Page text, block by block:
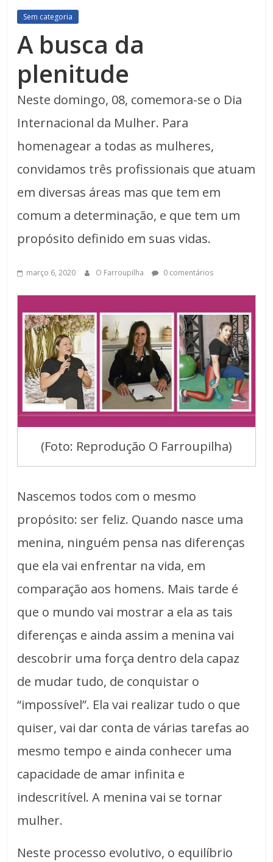
Sem categoria
A busca da
plenitude
Neste domingo, 08, comemora-se o Dia
Internacional da Mulher. Para
homenagear a todas as mulheres,
convidamos três profissionais que atuam
em diversas áreas mas que tem em
comum a determinação, e que tem um
propósito definido em suas vidas.
março 6, 2020 O Farroupilha 0 comentários
(Foto: Reprodução O Farroupilha)
Nascemos todos com o mesmo
propósito: ser feliz. Quando nasce uma
menina, ninguém pensa nas diferenças
que ela vai enfrentar na vida, em
comparação aos homens. Mais tarde é
que o mundo vai mostrar a ela as tais
diferenças e ainda assim a menina vai
descobrir uma força dentro dela capaz
de mudar tudo, de conquistar o
“impossível”. Ela vai realizar tudo o que
quiser, vai dar conta de várias tarefas ao
mesmo tempo e ainda conhecer uma
capacidade de amar infinita e
indescritível. A menina vai se tornar
mulher.
Neste processo evolutivo, o equilíbrio